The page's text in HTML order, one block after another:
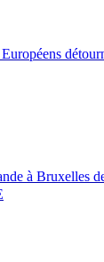
à Bruxelles